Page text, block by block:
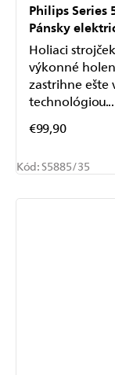
Philips Series
Pánsky
€99,90
Holiaci
výkonné
zastrihne ešte
technológiou...
Kód:S5885/35